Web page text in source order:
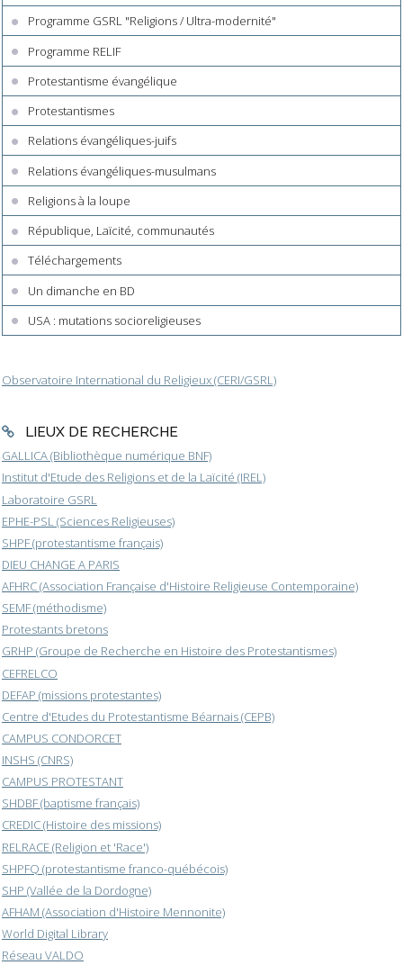
Programme GSRL "Religions / Ultra-modernité"
Programme RELIF
Protestantisme évangélique
Protestantismes
Relations évangéliques-juifs
Relations évangéliques-musulmans
Religions à la loupe
République, Laïcité, communautés
Téléchargements
Un dimanche en BD
USA : mutations socioreligieuses
Observatoire International du Religieux (CERI/GSRL)
LIEUX DE RECHERCHE
GALLICA (Bibliothèque numérique BNF)
Institut d'Etude des Religions et de la Laïcité (IREL)
Laboratoire GSRL
EPHE-PSL (Sciences Religieuses)
SHPF (protestantisme français)
DIEU CHANGE A PARIS
AFHRC (Association Française d'Histoire Religieuse Contemporaine)
SEMF (méthodisme)
Protestants bretons
GRHP (Groupe de Recherche en Histoire des Protestantismes)
CEFRELCO
DEFAP (missions protestantes)
Centre d'Etudes du Protestantisme Béarnais (CEPB)
CAMPUS CONDORCET
INSHS (CNRS)
CAMPUS PROTESTANT
SHDBF (baptisme français)
CREDIC (Histoire des missions)
RELRACE (Religion et 'Race')
SHPFQ (protestantisme franco-québécois)
SHP (Vallée de la Dordogne)
AFHAM (Association d'Histoire Mennonite)
World Digital Library
Réseau VALDO